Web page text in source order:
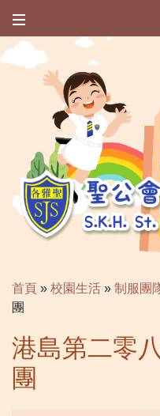
首頁 » 校園生活 » 制服團
團
港島第二零
團